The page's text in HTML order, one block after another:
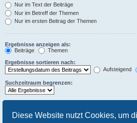
Diese Website nutzt Cookies, um
Nur im Text der Beiträge
Nur im Betreff der Themen
Nur im ersten Beitrag der Themen
Ergebnisse anzeigen als:
Beiträge
Themen
Ergebnisse sortieren nach:
Aufsteigend
Suchzeitraum begrenzen:
Zeichen der Beiträge anzeigen